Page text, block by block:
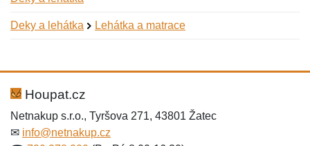
Deky a lehátka Lehátka a matrace
Hodnocení:
Jméno:
Houpat.cz
Netnakup s.r.o., Tyršova 271, 43801 Žatec
✉ info@netnakup.cz